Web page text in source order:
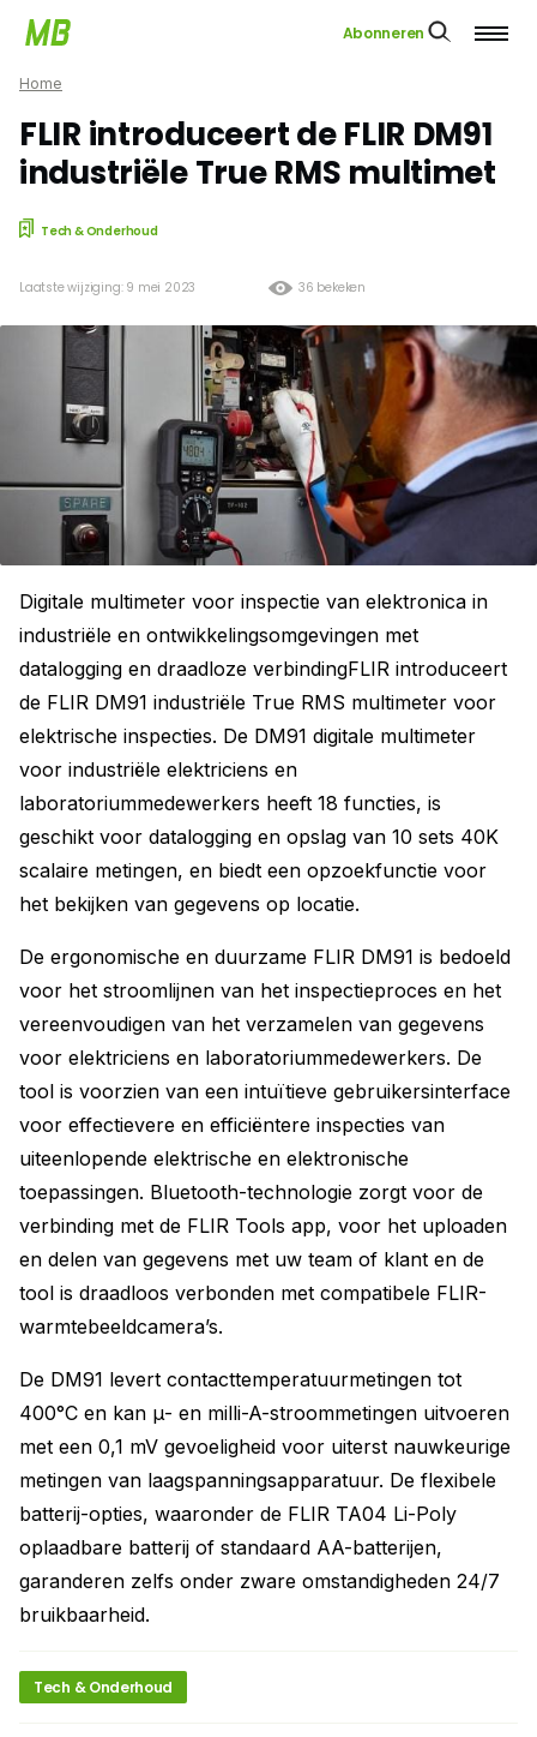
Abonneren
Home
FLIR introduceert de FLIR DM91
industriële True RMS multimet
Tech & Onderhoud
36 bekeken
Laatste wijziging: 9 mei 2023
Digitale multimeter voor inspectie van elektronica in
industriële en ontwikkelingsomgevingen met
datalogging en draadloze verbindingFLIR introduceert
de FLIR DM91 industriële True RMS multimeter voor
elektrische inspecties. De DM91 digitale multimeter
voor industriële elektriciens en
laboratoriummedewerkers heeft 18 functies, is
geschikt voor datalogging en opslag van 10 sets 40K
scalaire metingen, en biedt een opzoekfunctie voor
het bekijken van gegevens op locatie.
De ergonomische en duurzame FLIR DM91 is bedoeld
voor het stroomlijnen van het inspectieproces en het
vereenvoudigen van het verzamelen van gegevens
voor elektriciens en laboratoriummedewerkers. De
tool is voorzien van een intuïtieve gebruikersinterface
voor effectievere en efficiëntere inspecties van
uiteenlopende elektrische en elektronische
toepassingen. Bluetooth-technologie zorgt voor de
verbinding met de FLIR Tools app, voor het uploaden
en delen van gegevens met uw team of klant en de
tool is draadloos verbonden met compatibele FLIR-
warmtebeeldcamera’s.
De DM91 levert contacttemperatuurmetingen tot
400°C en kan μ- en milli-A-stroommetingen uitvoeren
met een 0,1 mV gevoeligheid voor uiterst nauwkeurige
metingen van laagspanningsapparatuur. De flexibele
batterij-opties, waaronder de FLIR TA04 Li-Poly
oplaadbare batterij of standaard AA-batterijen,
garanderen zelfs onder zware omstandigheden 24/7
bruikbaarheid.
Tech & Onderhoud